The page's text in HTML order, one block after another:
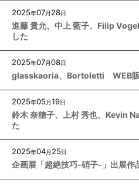
2025年07月 28日
進藤 貴允、中上 藍子、Filip
した
2025年07月08日
glasskaoria、Bortoletti WEB販
2025年05 月19日
鈴木 奈穂子、上村 秀也、Kevin
た
2025年04月 25日
企画展「超絶技巧-硝子-」出展作